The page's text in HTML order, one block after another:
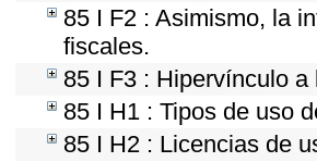
85 I F2 : Asimismo, la
fiscales.
85 I F3 : Hipervínculo
85 I H1 : Tipos de uso
85 I H2 : Licencias de